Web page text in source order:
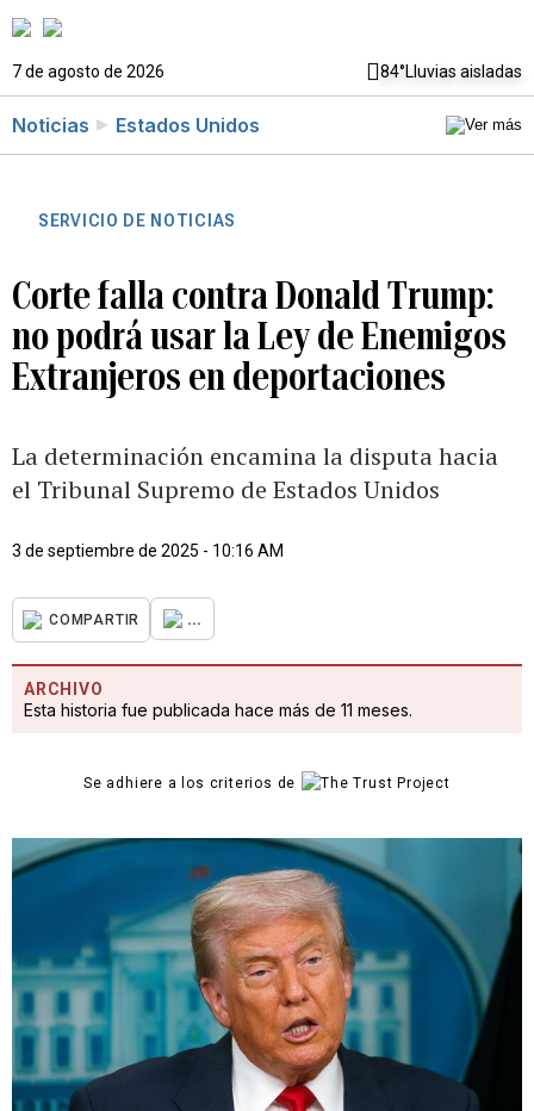
7 de agosto de 2026 84°Lluvias aisladas
Noticias Estados Unidos
SERVICIO DE NOTICIAS
Corte falla contra Donald Trump:
no podrá usar la Ley de Enemigos
Extranjeros en deportaciones
La determinación encamina la disputa hacia
el Tribunal Supremo de Estados Unidos
3 de septiembre de 2025 - 10:16 AM
COMPARTIR ...
ARCHIVO
Esta historia fue publicada hace más de 11 meses.
Se adhiere a los criterios de